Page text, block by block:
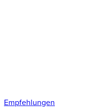
Empfehlungen